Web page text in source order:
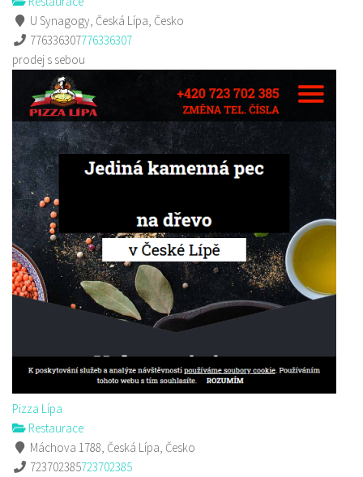
U Synagogy, Česká Lípa, Česko
776336307776336307
prodej s sebou
Pizza Lípa
Restaurace
Máchova 1788, Česká Lípa, Česko
723702385723702385